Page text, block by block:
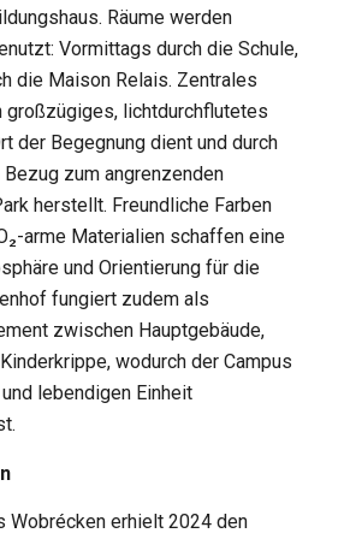
Räume werden
Vormittags durch die Schule,
die Maison Relais. Zentrales
großzügiges, lichtdurchflutetes
der Begegnung dient und durch
Bezug zum angrenzenden
herstellt. Freundliche Farben
arme Materialien schaffen eine
und Orientierung für die
fungiert zudem als
zwischen Hauptgebäude,
wodurch der Campus
lebendigen Einheit
Wobrécken erhielt 2024 den